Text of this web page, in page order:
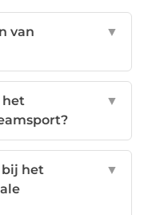
van
▼
het
▼
het
▼